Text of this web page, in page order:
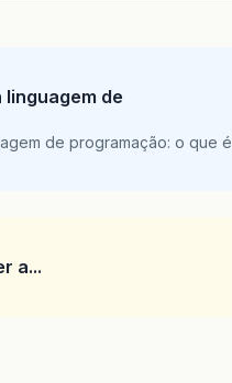
de
de programação: o que é
a...